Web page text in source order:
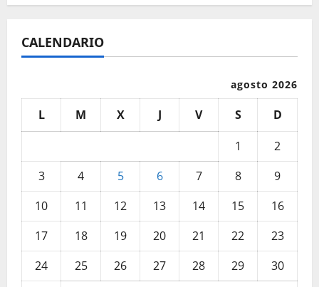
CALENDARIO
agosto 2026
L M X J V S
D
1
2
3
4 5 6 7 8
9
10
11 12 13 14 15
16
17
18 19 20 21 22
23
24
25 26 27 28 29
30